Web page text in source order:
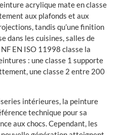
acrylique mate en classe
aux plafonds et aux
tandis qu’une finition
dans les cuisines, salles de
EN ISO 11998 classe la
: une classe 1 supporte
une classe 2 entre 200
intérieures, la peinture
technique pour sa
aux chocs. Cependant, les